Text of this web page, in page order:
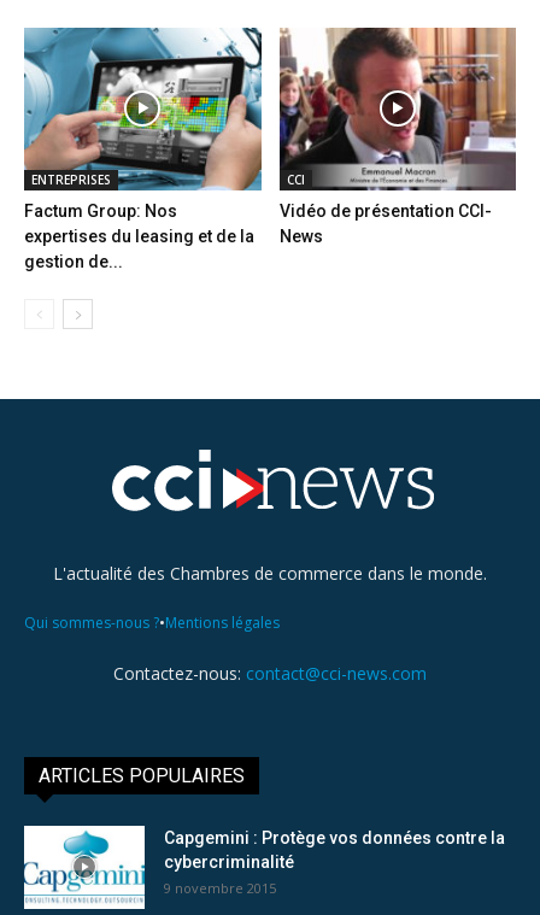
ENTREPRISES
Factum Group: Nos
expertises du leasing et de la
gestion de...
CCI
Vidéo de présentation CCI-
News
L'actualité des Chambres de commerce dans le monde.
Qui sommes-nous ?•Mentions légales
Contactez-nous: contact@cci-news.com
ARTICLES POPULAIRES
Capgemini : Protège vos données contre la
cybercriminalité
9 novembre 2015